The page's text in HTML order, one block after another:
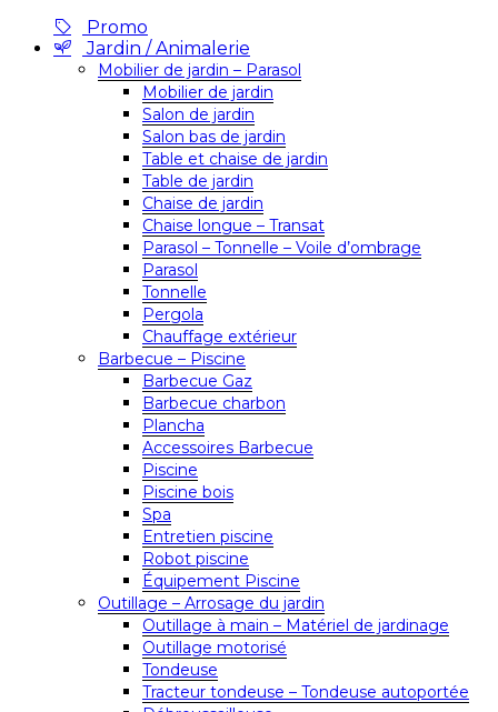
Promo
Jardin / Animalerie
Mobilier de jardin – Parasol
Mobilier de jardin
Salon de jardin
Salon bas de jardin
Table et chaise de jardin
Table de jardin
Chaise de jardin
Chaise longue – Transat
Parasol – Tonnelle – Voile d’ombrage
Parasol
Tonnelle
Pergola
Chauffage extérieur
Barbecue – Piscine
Barbecue Gaz
Barbecue charbon
Plancha
Accessoires Barbecue
Piscine
Piscine bois
Spa
Entretien piscine
Robot piscine
Équipement Piscine
Outillage – Arrosage du jardin
Outillage à main – Matériel de jardinage
Outillage motorisé
Tondeuse
Tracteur tondeuse – Tondeuse autoportée